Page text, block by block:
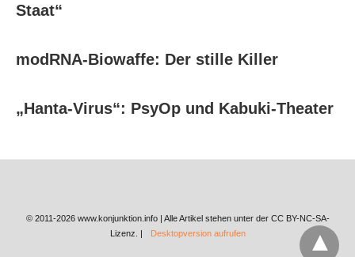
Staat“
modRNA-Biowaffe: Der stille Killer
„Hanta-Virus“: PsyOp und Kabuki-Theater
© 2011-2026 www.konjunktion.info | Alle Artikel stehen unter der CC BY-NC-SA-
Lizenz. |
Desktopversion aufrufen